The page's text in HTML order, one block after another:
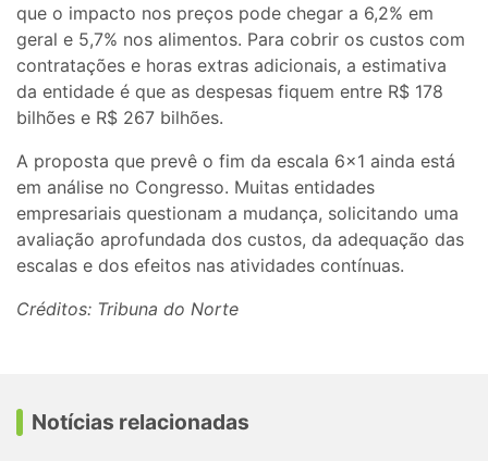
que o impacto nos preços pode chegar a 6,2% em
geral e 5,7% nos alimentos. Para cobrir os custos com
contratações e horas extras adicionais, a estimativa
da entidade é que as despesas fiquem entre R$ 178
bilhões e R$ 267 bilhões.
A proposta que prevê o fim da escala 6×1 ainda está
em análise no Congresso. Muitas entidades
empresariais questionam a mudança, solicitando uma
avaliação aprofundada dos custos, da adequação das
escalas e dos efeitos nas atividades contínuas.
Créditos: Tribuna do Norte
Notícias relacionadas